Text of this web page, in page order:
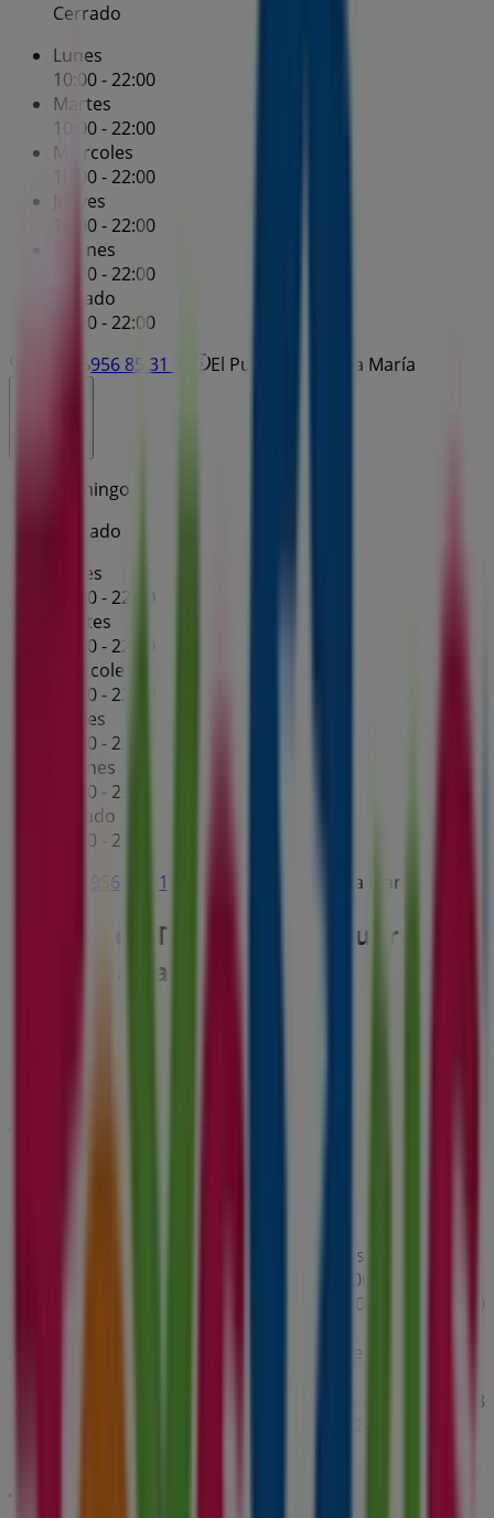
Cerrado
Lunes
10:00 - 22:00
Martes
10:00 - 22:00
Miércoles
10:00 - 22:00
Jueves
10:00 - 22:00
Viernes
10:00 - 22:00
Sábado
10:00 - 22:00
956 85 31 11 El Puerto de Santa María
Domingo
Cerrado
Lunes
10:00 - 22:00
Martes
10:00 - 22:00
Miércoles
10:00 - 22:00
Jueves
10:00 - 22:00
Viernes
10:00 - 22:00
Sábado
10:00 - 22:00
956 85 31 11 El Puerto de Santa María
Ofertas de ToysRus en El Puerto De
Santa María
Esta tienda de ToysRus tiene los siguientes horarios:
Domingo , Lunes 10:00 - 22:00, Martes 10:00 - 22:00,
Miércoles 10:00 - 22:00, Jueves 10:00 - 22:00, Viernes 10:00
Actualmente hay 1 catálogos disponibles en esta tienda
Navega por el último catálogo de ToysRus en N-Iv Km 653
Tiendas más cercanas